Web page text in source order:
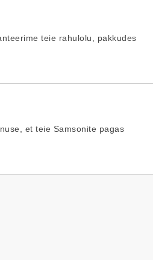
teie rahulolu, pakkudes
et teie Samsonite pagas